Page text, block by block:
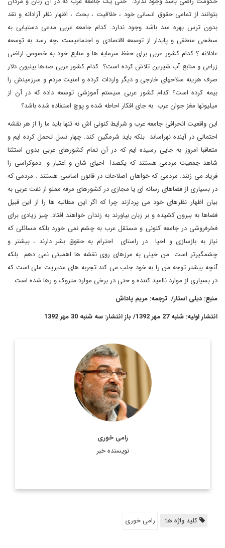
بتوانند از تمامی حقوق انسانی خود ، خلاقیت ، بحث ، اظهار نظر آزادانه و نقد
بدون ترس بهره مند باشد وجود ندارد. کدام جامعه عربی مدعی دستیابی به
سطحی منطقی و پایدار از توسعه اقتصادی و اجتماعیست ،چه رسد به توسعه
عادلانه ؟ کدام کشور عربی برای حفظ سرمایه ها و منابع خود به خصوص اراضی
زراعی و منابع آب شیرین تلاش کرده است؟ کدام کشور عربی صدها بیلیون دلار
صرف هرینه سلاحهای خارجی و دیگر واردات کرده و امنیت مردم و سرزمینش را
بیمه کرده است؟ کدام کشور عربی سیستم آموزشی توسعه داده که در آن از
میلیونها مغز جوان عرب به جای افکار احاطه شده و پوچ استفاده شده باشد؟
این واقعیت انحرافی جامعه عرب و شرایط کنونی اش نه تنها باید ما را از هر نقشه
احتمالی در آینده نهراساند بلکه باید شرمگین کند. چهار نسل تحمل کرده ایم و
متعاقبا امروز به جایی رسیده ایم که در آن تمام کشورهای عربی بدون استثنا
شاهد جمعیت مردمی هستند که یکصدا احیای شان و اعتبار و دموکراسی را
فریاد می زنند. مردمی که خواهان اصلاحات در قانون اساسی هستند . مردمی که
در بسیاری از فضاهای رسانه ای یا مجازی در کشورهای مرفه مملو از نفت عربی به
بیان اظهار نظرهای خود می پردازند چرا که اگر این مطالبه ها را از این قبیل
فضاها به بیرون کشیده و بر زبان بیاورند به زندان خواهند افتاد. چیز زیادی برای
فخرفروشی در جامعه کنونی و مستقل عرب به چشم نمی خورد بلکه مسائلی که
نیاز به بازسازی و احیا در راستای احترام به حقوق بشر دارند ، بیشتر و
چشمگیرتر است. من خیلی به مرزهای روی نقشه ها اهمیتی نمی دهم بلکه
آنچه بیشتر توجه من را به خود جلب می کند تجربه های مدیریت ملی است که
در بسیاری از موارد ناامید کننده و حتی در برخی موارد متروک و رها شده است.
منبع: دیلی استار/ ترجمه: مریم پاداش
انتشار اولیه: شنبه 27 مهر 1392/ باز انتشار: سه شنبه 30 مهر 1392
رامی خوری
نویسنده خبر
رامی خوری - عضو برجسته موسسه سیاست عمومی و امور بین
الملل "ایسام فارس"(IFI)در دانشگاه آمریکایی بیروت و عضو ارشد
غيرمقيم در مدرسه جان اف کندی دانشگاه ...
اطلاعات بیشتر
کلید واژه ها: رامی خوری